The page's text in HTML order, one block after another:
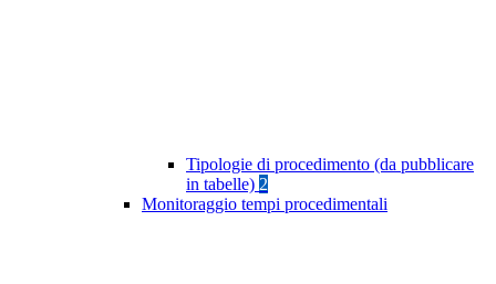
Tipologie di procedimento (da pubblicare
in tabelle) 2
Monitoraggio tempi procedimentali